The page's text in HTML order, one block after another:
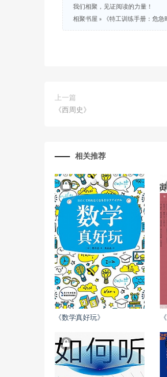
我们相聚，见证阅读的力量！
相聚书屋 » 《特工训练手册：危急
上一篇
《西周史》
相关推荐
《数学真好玩》